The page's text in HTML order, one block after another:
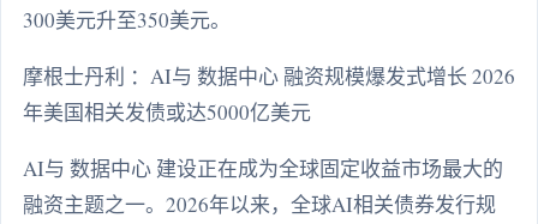
300美元升至350美元。
摩根士丹利 ：AI与 数据中心 融资规模爆发式增长 2026
年美国相关发债或达5000亿美元
AI与 数据中心 建设正在成为全球固定收益市场最大的
融资主题之一。2026年以来，全球AI相关债券发行规